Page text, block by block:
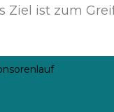
Ziel ist zum